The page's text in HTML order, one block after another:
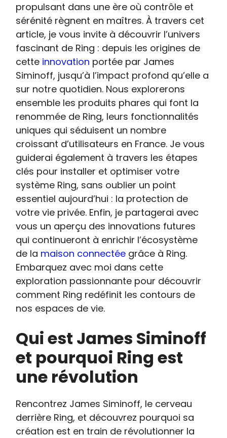
propulsant dans une ère où contrôle et
sérénité règnent en maîtres. À travers cet
article, je vous invite à découvrir l’univers
fascinant de Ring : depuis les origines de
cette innovation portée par James
Siminoff, jusqu’à l’impact profond qu’elle a
sur notre quotidien. Nous explorerons
ensemble les produits phares qui font la
renommée de Ring, leurs fonctionnalités
uniques qui séduisent un nombre
croissant d’utilisateurs en France. Je vous
guiderai également à travers les étapes
clés pour installer et optimiser votre
système Ring, sans oublier un point
essentiel aujourd’hui : la protection de
votre vie privée. Enfin, je partagerai avec
vous un aperçu des innovations futures
qui continueront à enrichir l’écosystème
de la maison connectée grâce à Ring.
Embarquez avec moi dans cette
exploration passionnante pour découvrir
comment Ring redéfinit les contours de
nos espaces de vie.
Qui est James Siminoff
et pourquoi Ring est
une révolution
Rencontrez James Siminoff, le cerveau
derrière Ring, et découvrez pourquoi sa
création est en train de révolutionner la